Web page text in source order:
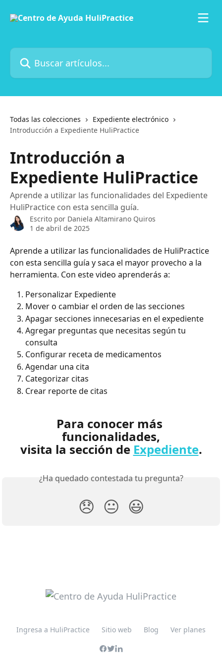
Buscar artículos...
Todas las colecciones
Expediente electrónico
Introducción a Expediente HuliPractice
Introducción a
Expediente HuliPractice
Aprende a utilizar las funcionalidades del Expediente
HuliPractice con esta sencilla guía.
Escrito por Daniela Altamirano Quiros
1 de abril de 2025
Aprende a utilizar las funcionalidades de HuliPractice
con esta sencilla guía y saca el mayor provecho a la
herramienta. Con este video aprenderás a:
Personalizar Expediente
Mover o cambiar el orden de las secciones
Apagar secciones innecesarias en el expediente
Agregar preguntas que necesitas según tu
consulta
Configurar receta de medicamentos
Agendar una cita
Categorizar citas
Crear reporte de citas
Para conocer más
funcionalidades,
visita la sección de Expediente.
¿Ha quedado contestada tu pregunta?
😞 😐 😃
Ingresa a HuliPractice Sitio web Blog Ver planes